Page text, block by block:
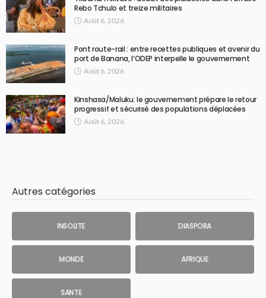
Rebo Tchulo et treize militaires
Août 6, 2026
Pont route-rail : entre recettes publiques et avenir du
port de Banana, l’ODEP interpelle le gouvernement
Août 6, 2026
Kinshasa/Maluku: le gouvernement prépare le retour
progressif et sécurisé des populations déplacées
Août 6, 2026
Autres catégories
INSOLITE DIASPORA
MONDE AFRIQUE
SANTE